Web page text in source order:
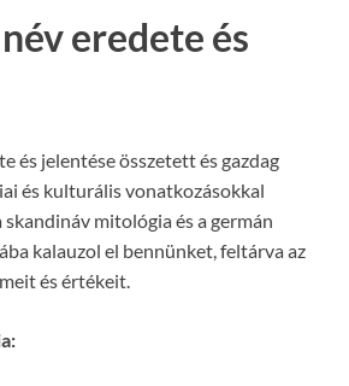
eredete és
és jelentése összetett és gazdag
és kulturális vonatkozásokkal
skandináv mitológia és a germán
kalauzol el bennünket, feltárva az
és értékeit.